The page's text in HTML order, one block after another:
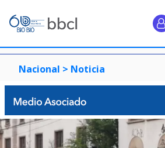
Nacional > Noticia